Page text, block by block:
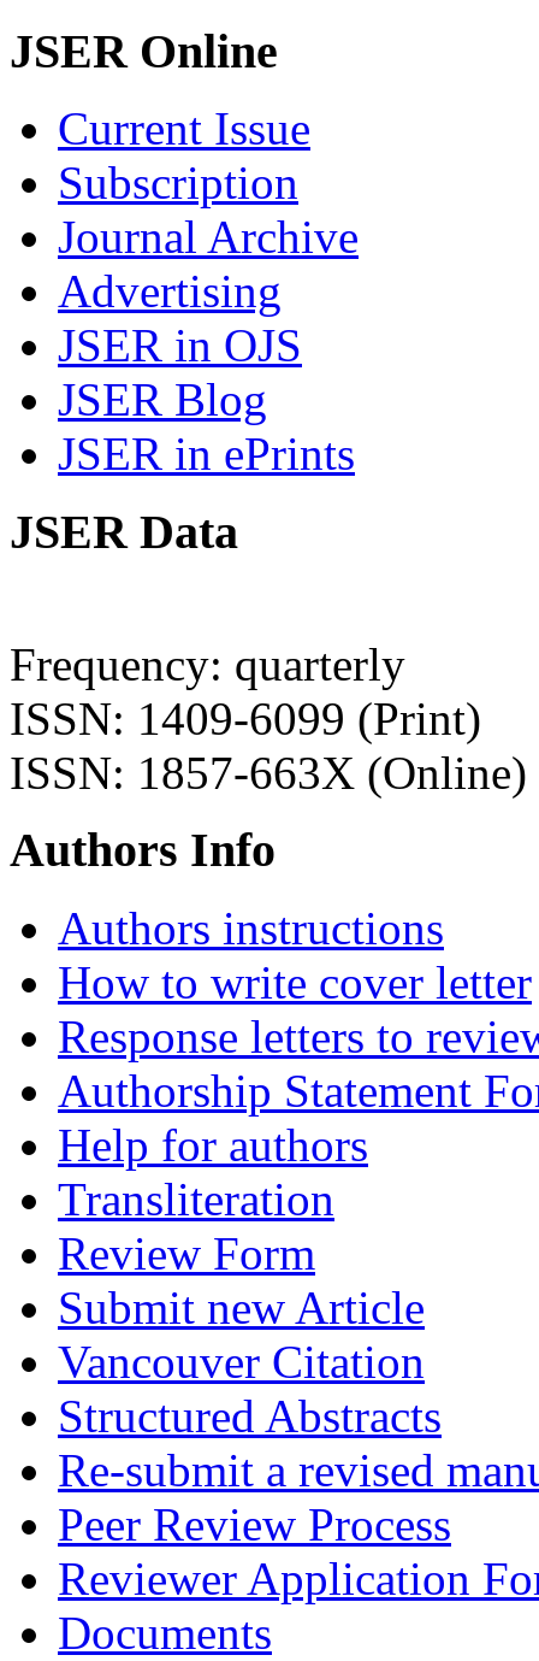
JSER Online
Current Issue
Subscription
Journal Archive
Advertising
JSER in OJS
JSER Blog
JSER in ePrints
JSER Data
Frequency: quarterly
ISSN: 1409-6099 (Print)
ISSN: 1857-663X (Online)
Authors Info
Authors instructions
How to write cover letter
Response letters to
Authorship Statement
Help for authors
Transliteration
Review Form
Submit new Article
Vancouver Citation
Structured Abstracts
Re-submit a revised
Peer Review Process
Reviewer Application
Documents